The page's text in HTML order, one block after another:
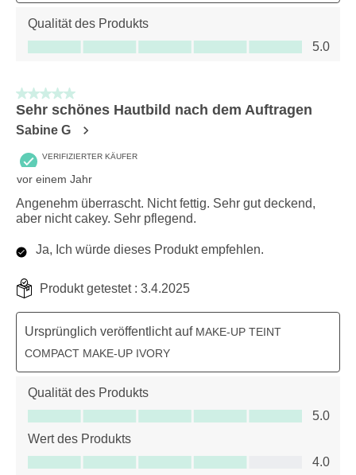
Qualität des Produkts
Qualität des Produkts, 5.0 von 5
5.0
5 von 5 Sternen.
Sehr schönes Hautbild nach dem Auftragen
Sabine G
VERIFIZIERTER KÄUFER
vor einem Jahr
Angenehm überrascht. Nicht fettig. Sehr gut deckend,
aber nicht cakey. Sehr pflegend.
Ja, Ich würde dieses Produkt empfehlen.
Produkt getestet : 3.4.2025
Ursprünglich veröffentlicht auf MAKE-UP TEINT
COMPACT MAKE-UP IVORY
Qualität des Produkts
Qualität des Produkts, 5.0 von 5
5.0
Wert des Produkts
Wert des Produkts, 4.0 von 5
4.0